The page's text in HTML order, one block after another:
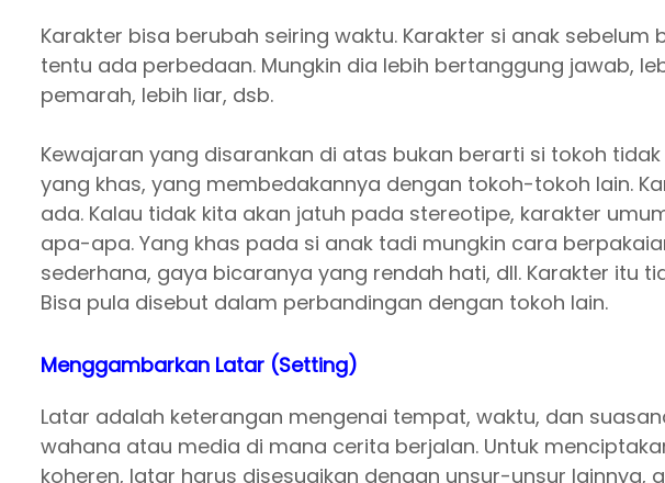
Karakter bisa berubah seiring waktu. Karakter si anak sebelum
tentu ada perbedaan. Mungkin dia lebih bertanggung jawab,
pemarah, lebih liar, dsb.
Kewajaran yang disarankan di atas bukan berarti si tokoh
yang khas, yang membedakannya dengan tokoh-tokoh lain.
ada. Kalau tidak kita akan jatuh pada stereotipe, karakter
apa-apa. Yang khas pada si anak tadi mungkin cara
sederhana, gaya bicaranya yang rendah hati, dll. Karakter itu
Bisa pula disebut dalam perbandingan dengan tokoh lain.
Menggambarkan Latar (Setting)
Latar adalah keterangan mengenai tempat, waktu, dan
wahana atau media di mana cerita berjalan. Untuk
koheren, latar harus disesuaikan dengan unsur-unsur lainnya,